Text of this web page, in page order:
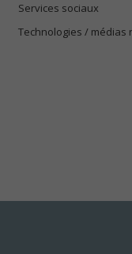
Services sociaux
Technologies / médias